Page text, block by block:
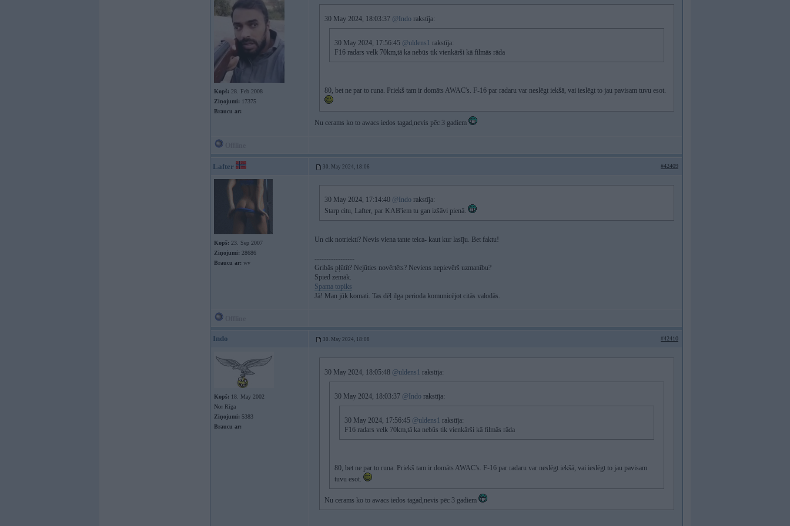
Kopš: 28. Feb 2008
Ziņojumi: 17375
Braucu ar:
30 May 2024, 18:03:37 @Indo rakstīja:
30 May 2024, 17:56:45 @uldens1 rakstīja:
F16 radars velk 70km,tā ka nebūs tik vienkārši kā filmās rāda
80, bet ne par to runa. Priekš tam ir domāts AWAC's. F-16 par radaru var neslēgt iekšā, vai ieslēgt to jau pavisam tuvu esot.
Nu cerams ko to awacs iedos tagad,nevis pēc 3 gadiem
Lafter 30. May 2024, 18:06 #42409
Kopš: 23. Sep 2007
Ziņojumi: 28686
Braucu ar: wv
30 May 2024, 17:14:40 @Indo rakstīja:
Starp citu, Lafter, par KAB'iem tu gan izšāvi pienā.
Un cik notriekti? Nevis viena tante teica- kaut kur lasīju. Bet faktu!
-----------------
Gribās pļūtīt? Nejūties novērtēts? Neviens nepievērš uzmanību?
Spied zemāk.
Spama topiks
Jā! Man jūk komati. Tas dēļ ilga perioda komunicējot citās valodās.
Indo 30. May 2024, 18:08 #42410
Kopš: 18. May 2002
No: Rīga
Ziņojumi: 5383
Braucu ar:
30 May 2024, 18:05:48 @uldens1 rakstīja:
30 May 2024, 18:03:37 @Indo rakstīja:
30 May 2024, 17:56:45 @uldens1 rakstīja:
F16 radars velk 70km,tā ka nebūs tik vienkārši kā filmās rāda
80, bet ne par to runa. Priekš tam ir domāts AWAC's. F-16 par radaru var neslēgt iekšā, vai ieslēgt to jau pavisam
tuvu esot.
Nu cerams ko to awacs iedos tagad,nevis pēc 3 gadiem